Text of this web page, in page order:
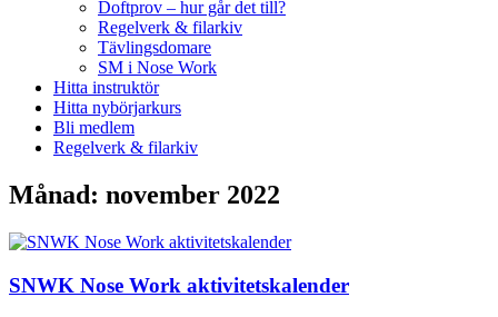
Doftprov – hur går det till?
Regelverk & filarkiv
Tävlingsdomare
SM i Nose Work
Hitta instruktör
Hitta nybörjarkurs
Bli medlem
Regelverk & filarkiv
Månad: november 2022
SNWK Nose Work aktivitetskalender